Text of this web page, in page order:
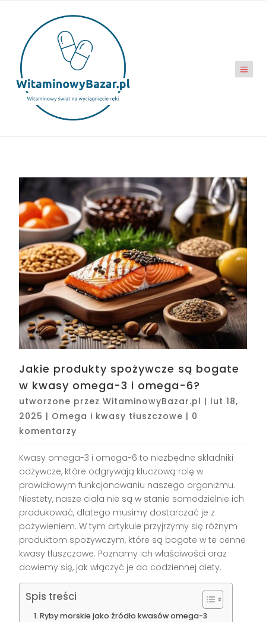
Jakie produkty spożywcze są bogate
w kwasy omega-3 i omega-6?
utworzone przezWitaminowyBazar.pl | lut 18,
2025 | Omega i kwasy tłuszczowe | 0
komentarzy
Kwasy omega-3 i omega-6 to niezbędne składniki
odżywcze, które odgrywają kluczową rolę w
prawidłowym funkcjonowaniu naszego organizmu.
Niestety, nasze ciała nie są w stanie samodzielnie ich
produkować, dlatego musimy dostarczać je z
pożywieniem. W tym artykule przyjrzymy się różnym
produktom spożywczym, które są bogate w te cenne
kwasy tłuszczowe. Poznamy ich właściwości oraz
dowiemy się, jak włączyć je do codziennej diety.
Spis treści
Ryby morskie jako źródło kwasów omega-3